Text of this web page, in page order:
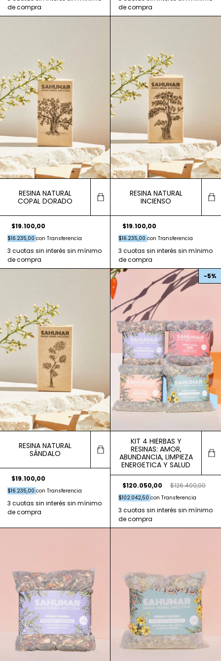
RESINA NATURAL
COPAL DORADO
$19.100,00
$16.235,00 con Transferencia
RESINA NATURAL
INCIENSO
$19.100,00
$16.235,00 con Transferencia
RESINA NATURAL
SÁNDALO
$19.100,00
$16.235,00 con Transferencia
-5%
KIT 4 HIERBAS Y
RESINAS: AMOR,
ABUNDANCIA, LIMPIEZA
ENERGETICA Y SALUD
$120.050,00 $126.400,00
$102.042,50 con Transferencia